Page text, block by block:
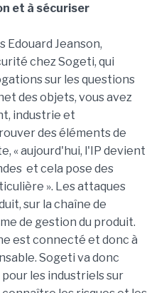
et à sécuriser
Edouard Jeanson,
chez Sogeti, qui
sur les questions
des objets, vous avez
industrie et
des éléments de
« aujourd'hui, l'IP devient
et cela pose des
». Les attaques
sur la chaîne de
de gestion du produit.
est connecté et donc à
Sogeti va donc
les industriels sur